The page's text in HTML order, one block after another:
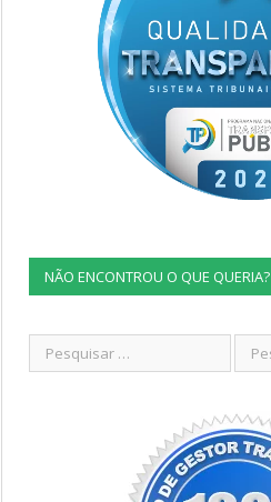
NÃO ENCONTROU O QUE QUERIA?